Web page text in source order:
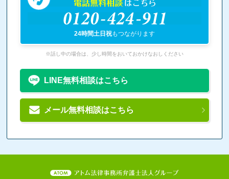
電話無料相談はこちら
0120-424-911
24時間土日祝もつながります
※話し中の場合は、少し時間をおいておかけなおしください
LINE無料相談はこちら
メール無料相談はこちら